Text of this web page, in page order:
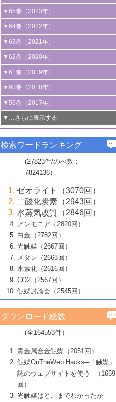
触媒開発
3号 有機分子変換やCO 資源化のための
光触媒に関する最近の研究
B号 第137回触媒討論会（2026年）
ーンケミカル製造
2号 水素製造のための水分解技術に関す
る最近の研究
3号 オレフィン系樹脂の精密合成に関す
る最新技術
4号 アルコール類の効率的変換を実現す
る非貴金属触媒の研究動向
5号 ゼオライトの合成と応用における研
究動向
6号 ヘテロ接合界面
B号 第135回触媒討論会（2025年）
1号 低次元ナノ構造を有する触媒材料
2号 規制反応場を活用した固体触媒研究
の新展開
3号 未踏分子変換を目指した酸化触媒プ
ロセスの最前線
4号 シンクロトロン放射光および中性子
線を利用した触媒解析技術の最先端
5号 単原子触媒
6号 参照触媒委員会からのお知らせ
B号 第133回触媒討論会（2023年）
▼65巻（2023年）
1号 炭素が関わる触媒機能
2号 プラスチックケミカルリサイクルの
ための触媒技術
3号 非酸化物系金属化合物を基盤とした
触媒材料の開発
4号 格子酸素・格子酸素欠陥を利用した
触媒反応
5号 生体触媒によるエネルギー変換反応
6号 窒素とリンの循環のための触媒・機
能性材料
▼64巻（2022年）
1号 合成ガス製造とCOを用いるケミカル
ズ合成の最新動向
2号 化学品合成のための合金触媒開発
3号 CO の排出削減および有効活用のた
めの触媒技術
4号 若手による情報発信企画～とびたて
若き触媒の研究者たち～（1）
若き触媒の研究者たち～（2）
6号 石油のノーブル・ユースを志向した
触媒技術
大学：オンライン・対面開催）
▼63巻（2021年）
1号 金触媒の新展開
2号 ペロブスカイト
3号 特殊反応場を利用した触媒的分子変
換反応
4号 多孔質材料を用いた触媒の新展開
5号 情報学的手法を用いた触媒開発
6号 カーボンニュートラルに向けた電解
技術
B号 第127回触媒討論会（2021年・オン
ライン開催(Zoom)のみ）
▼62巻（2020年）
1号 触媒設計を拓く欠陥構造のキャラク
タリゼーション
2号 機能化学品製造に資するクリーンな
触媒的酸化反応
3号 水処理のための触媒化学
4号 光触媒を用いた水分解の最新の研究
動向
5号 次世代の触媒プロセスを支えるマイ
6号 メタン転換技術の最新動向
B号 第125回触媒討論会（2020年・工学
院大学）
▼61巻（2019年）
1号 物質移動制御に着目した触媒プロセ
ス開発
2号 CO2 フリー水素サプライチェーンに
関わる触媒開発動向
3号 精密高分子合成に関する最近の研究
動向
4号 バイオマス化成品製造のための触媒
5号 固体触媒による含窒素有機化合物変
換の最前線
6号 貴金属使用量低減に向けた自動車排
ガス浄化触媒の開発
B号 第123回触媒討論会（2019年・大阪
▼60巻（2018年）
1号 固体酸触媒の最新の研究動向
2号 二酸化炭素からの有用化学品合成
3号 ナノ粒子・クラスター触媒の最前線
4号 60周年記念企画
5号 進化するゼオライト合成技術
6号 非貴金属系触媒における電気化学的
B号 第121回触媒討論会（2018年・東京
大学）
▼59巻（2017年）
1号 いたるところに，触媒
最先端技術
3号 無機分離膜材料の開発と触媒反応プ
ロセスへの適用
5号 水素のふるまいを解き明かす最先端
研究
6号 低級アルカンの有効利用のための触
媒技術
B号 第119回触媒討論会（2017年・首都
大学東京）
▼…さらに表示する
1号 ユニークな構造の高分子を生み出す触
2号 リグニンからの化成品製造に向けた触
媒技術
3号 触媒研究の最先端～とびたて若き研究
者たち～（1）
4号 触媒研究の最先端～とびたて若き研究
者たち～（2）
5号 触媒研究の最先端～とびたて若き研究
者たち～（3）
6号 イオニクス材料と燃料電池・電解合成
の最新の研究動向
B号 第117回触媒討論会（2016年・大阪府
立大学）
▼57巻（2015年）
1号 水素キャリアにかかわる触媒技術の新
2号 石油精製用触媒の最近の進展
3号 固体酸化物形燃料電池（SOFC）におけ
るアノード触媒上での燃料直接改質技術
4号 コアシェル構造の制御による触媒機能
5号 工業触媒およびその周辺技術の最近の
進歩
6号 ナノシート
B号 第115回触媒討論会（2015年・成蹊大
▼56巻（2014年）
2号 光触媒反応機構に関する最新の研究動
向
開発動向
4号 人工光合成に向けた近年のアプローチ
5号 未利用熱エネルギーの有効活用に貢献
する触媒技術
6号 ポリオキソメタレート
B号 第113回触媒討論会（2014年・ロワジ
ールホテル豊橋）
1号 高耐久性燃料電池システム用触媒にお
ける新展開
2号 リビングラジカル重合の最近の動向
3号 天然ガスの化学工業的展開に関する触
媒技術
4号 貴金属触媒の精密構造制御とその活用
5号 バイオマス化成品製造のための固体触
6号 ナノ空間─吸着状態解析から新機能開拓
B号 第111回触媒討論会（2013年・関西大
▼54巻（2012年）
1号 規則性多孔体の利用技術における最近
の進歩
2号 第109回触媒討論会
3号 貴金属低減技術の最新動向
4号 貴金属代替技術の最新動向
5号 光触媒による物質変換反応の新展開
6号 グラフェン
7号 水素を利用する化成品合成の新潮流
▼53巻（2011年）
1号 金属学から見る合金触媒の新展開
2号 第107回触媒討論会
3号 触媒のその場観察法の進歩（１）
4号 触媒のその場観察法の進歩（２）
5号 不活性結合の触媒的活性化による有機
合成
6号 新しい固体酸触媒技術
7号 ゼオライト合成における最近の進歩
▼52巻（2010年）
1号 触媒の劣化対策と長寿命触媒開発
2号 第105回触媒討論会
3号 ナノ構造が拓く新機能
4号 活性サイトおよびその環境の精密な設
計による触媒の高機能化
5号 触媒を有効に使うための技術
7号 有機分子触媒による精密有機合成
8号 高機能化ポリオレフィンに向けた重合
触媒の最近の進展
1号 炭素材料－熱い注目を集める材料－
2号 第103回触媒討論会
3号 環境浄化用光触媒の現状と課題
4号 水素社会の実現に向けた水素製造・貯
蔵技術の進歩
5号 CO2が関わる触媒・材料
7号 持続可能社会実現のための触媒および
触媒関連技術
▼50巻（2008年）
1号 触媒化学と学会のこの10年，半世紀，
そして未来
2号 第101回触媒討論会
4号 錯体を利用したユニークな表面構造の
構築と機能
5号 若手会員による触媒研究の未来展望1：
企業編
6号 第102回触媒討論会
7号 触媒・化学反応における計算化学の進
▼49巻（2007年）
1号 含フッ素化合物の合成と触媒
2号 第99回触媒討論会
3号 実用的ファインケミカル合成プロセス
を実現する触媒
5号 こんな物質，あんな物質―新たな触媒
の可能性―
7号 『結晶の化学』を活かした触媒研究
▼48巻（2006年）
1号 固体酸触媒の最近の進歩
2号 第97回触媒討論会
3号 リビング重合触媒の最近の展開
5号 水素製造・貯蔵のための触媒技術の新
しい展開
6号 第98回触媒討論会
7号 基礎化学品製造の触媒技術
1号 最近の触媒担体とその効果
2号 第95回触媒討論会
4号 水分解用光触媒材料
5号 時間分解分光の進歩と応用
6号 第96回触媒討論会
▼46巻（2004年）
1号 部分酸化反応触媒の最前線
2号 第93回触媒討論会
3号 特殊エネルギー場の触媒反応
4号 生体内における金属の触媒作用
5号 ファインケミカルズの展開に寄与する
▼45巻（2003年）
1号 なぜこの触媒が良いのか？
2号 第91回触媒討論会
3号 最近の自動車排ガス処理技術
4号 触媒研究の現状と将来─第90回触媒討論
▼44巻（2002年）
1号 高次制御された触媒の化学
2号 第89回触媒討論会
3号 触媒を利用した電気化学の新展開
▼43巻（2001年）
1号 グリーンケミストリーと触媒
2号 第87回触媒討論会特集号
▼42巻（2000年）
1号 触媒反応工学の明日を拓く
▼41巻（1999年）
検索ワードランキング
(27823件/のべ数：
7824136）
ゼオライト（3070回）
二酸化炭素（2943回）
水蒸気改質（2846回）
アンモニア（2820回）
白金（2782回）
光触媒（2667回）
メタン（2663回）
水素化（2616回）
CO2（2567回）
触媒討論会（2545回）
ダウンロード総数
(全164553件）
貴金属合金触媒（2051回）
触媒OnTheWeb Hacks─「触媒」
誌のウェブサイトを使う─（1659
回）
光触媒はどこまでわかったか